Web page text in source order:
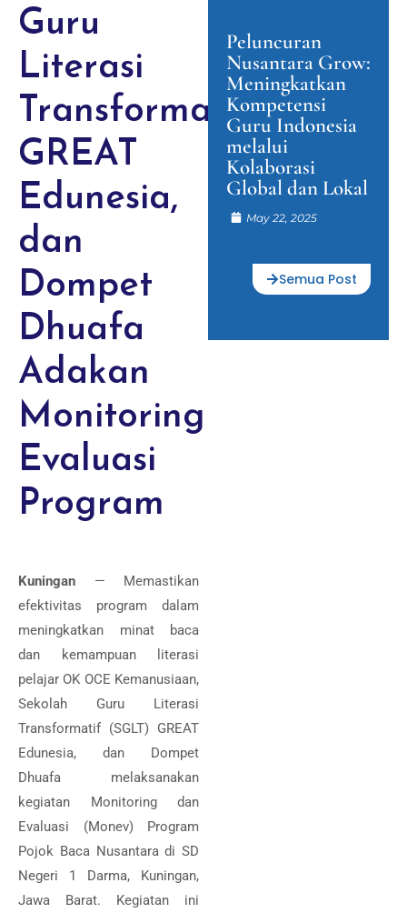
Guru
Literasi
Transformatif
GREAT
Edunesia,
dan
Dompet
Dhuafa
Adakan
Monitoring
Evaluasi
Program
Kuningan — Memastikan
efektivitas program dalam
meningkatkan minat baca
dan kemampuan literasi
pelajar OK OCE Kemanusiaan,
Sekolah Guru Literasi
Transformatif (SGLT) GREAT
Edunesia, dan Dompet
Dhuafa melaksanakan
kegiatan Monitoring dan
Evaluasi (Monev) Program
Pojok Baca Nusantara di SD
Negeri 1 Darma, Kuningan,
Jawa Barat. Kegiatan ini
Peluncuran
Nusantara Grow:
Meningkatkan
Kompetensi
Guru Indonesia
melalui
Kolaborasi
Global dan Lokal
May 22, 2025
Semua Post